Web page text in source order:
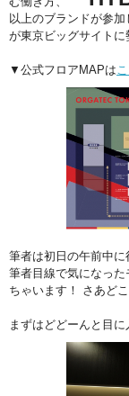
以上のブランドが参
が東京ビッグサイトに
▼公式フロアMAPは
筆者は初日の午前中に
筆者目線で気になっ
ちゃいます！ さあど
まずはどどーんと目に